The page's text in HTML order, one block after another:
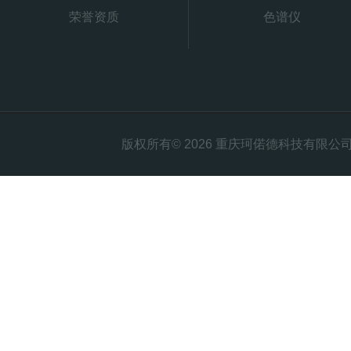
荣誉资质 色谱仪
版权所有© 2026 重庆珂偌德科技有限